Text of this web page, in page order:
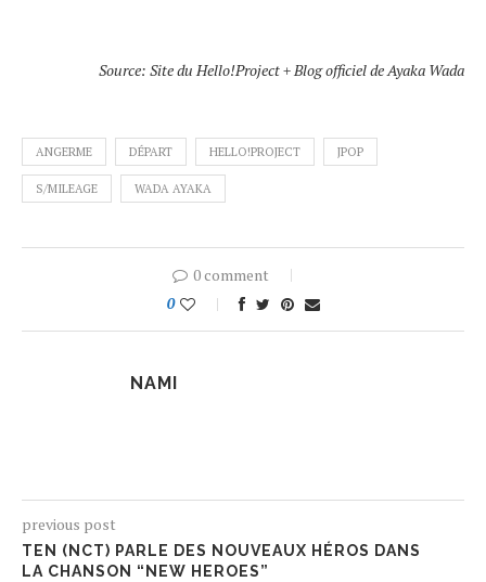
Source: Site du Hello!Project + Blog officiel de Ayaka Wada
ANGERME DÉPART HELLO!PROJECT JPOP
S/MILEAGE WADA AYAKA
0 comment
0
NAMI
previous post
TEN (NCT) PARLE DES NOUVEAUX HÉROS DANS
LA CHANSON “NEW HEROES”